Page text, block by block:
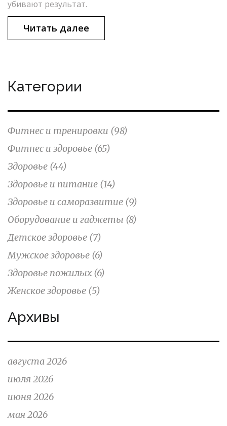
убивают результат.
Читать далее
Категории
Фитнес и тренировки (98)
Фитнес и здоровье (65)
Здоровье (44)
Здоровье и питание (14)
Здоровье и саморазвитие (9)
Оборудование и гаджеты (8)
Детское здоровье (7)
Мужское здоровье (6)
Здоровье пожилых (6)
Женское здоровье (5)
Архивы
августа 2026
июля 2026
июня 2026
мая 2026